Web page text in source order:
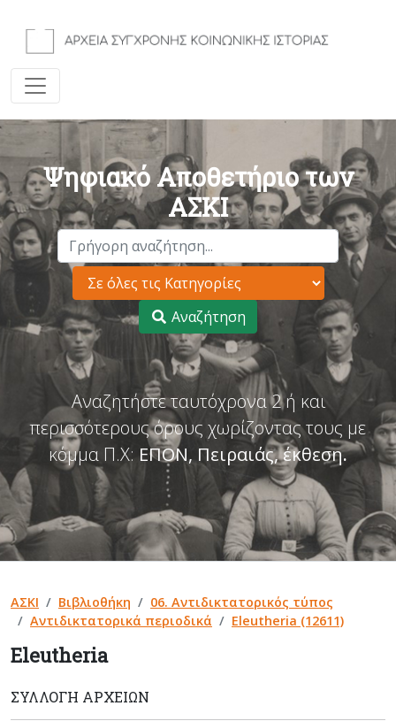
Ψηφιακό Αποθετήριο των
ΑΣΚΙ
Αναζήτηση
Αναζητήστε ταυτόχρονα 2 ή και
περισσότερους όρους χωρίζοντας τους με
κόμμα Π.Χ: ΕΠΟΝ, Πειραιάς, έκθεση.
ΑΣΚΙ Βιβλιοθήκη
06. Αντιδικτατορικός τύπος
Αντιδικτατορικά περιοδικά
Eleutheria (12611)
Eleutheria
ΣΥΛΛΟΓΉ ΑΡΧΕΊΩΝ